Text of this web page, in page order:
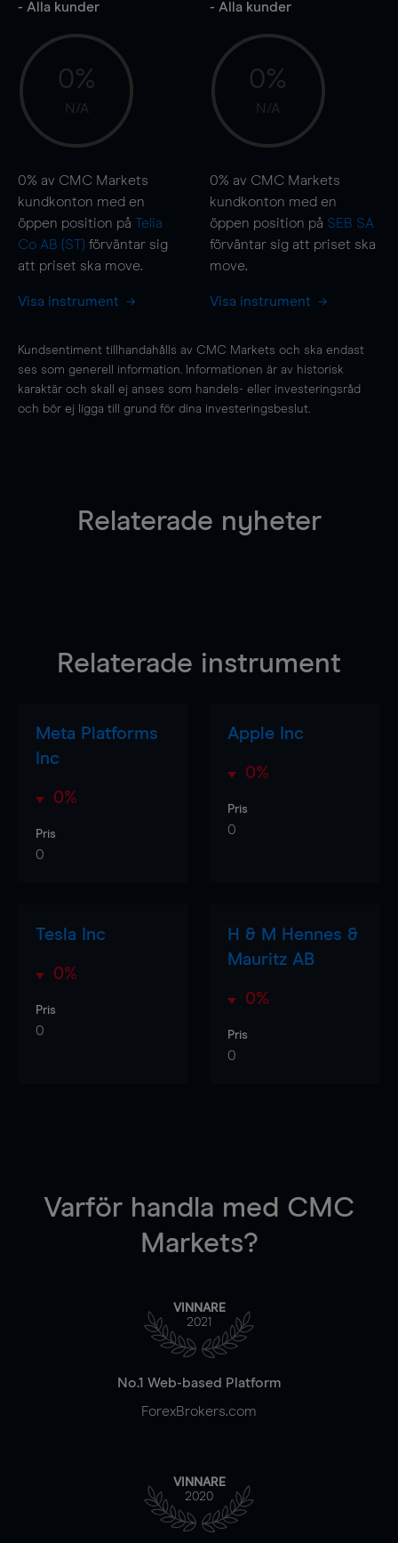
- Alla kunder
0%
N/A
0% av CMC Markets
kundkonton med en
öppen position på Telia
Co AB (ST) förväntar sig
att priset ska move.
Visa instrument
- Alla kunder
0%
N/A
0% av CMC Markets
kundkonton med en
öppen position på SEB SA
förväntar sig att priset ska
move.
Visa instrument
Kundsentiment tillhandahålls av CMC Markets och ska endast
ses som generell information. Informationen är av historisk
karaktär och skall ej anses som handels- eller investeringsråd
och bör ej ligga till grund för dina investeringsbeslut.
Relaterade nyheter
Relaterade instrument
Meta Platforms
Inc
0%
Pris
0
Apple Inc
0%
Pris
0
Tesla Inc
0%
Pris
0
H & M Hennes &
Mauritz AB
0%
Pris
0
Varför handla med CMC
Markets?
VINNARE
2021
No.1 Web-based Platform
ForexBrokers.com
VINNARE
2020